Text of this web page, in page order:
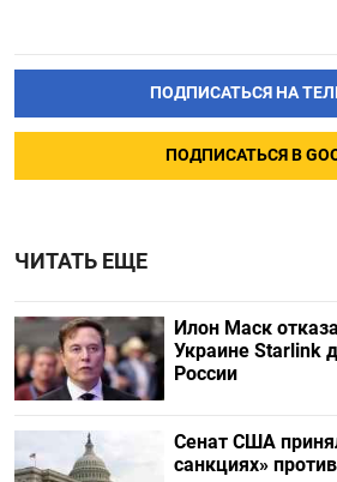
ПОДПИСАТЬСЯ НА
ПОДПИСАТЬСЯ В
ЧИТАТЬ ЕЩЕ
Илон Маск
Украине Starlink
России
Сенат США
санкциях»